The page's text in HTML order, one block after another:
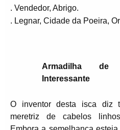
. Vendedor, Abrigo.
. Legnar, Cidade da Poeira,
Armadilha de
Interessante
O inventor desta isca diz
meretriz de cabelos